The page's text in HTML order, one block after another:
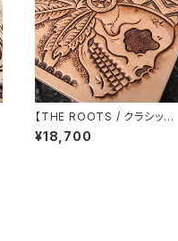
【THE ROOTS / クラシック】i
Phone各種対応 手帳型ケー
ス インディアンスカルカービ
¥18,700